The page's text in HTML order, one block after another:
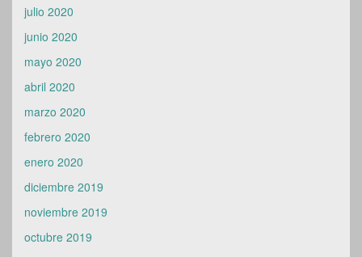
julio 2020
junio 2020
mayo 2020
abril 2020
marzo 2020
febrero 2020
enero 2020
diciembre 2019
noviembre 2019
octubre 2019